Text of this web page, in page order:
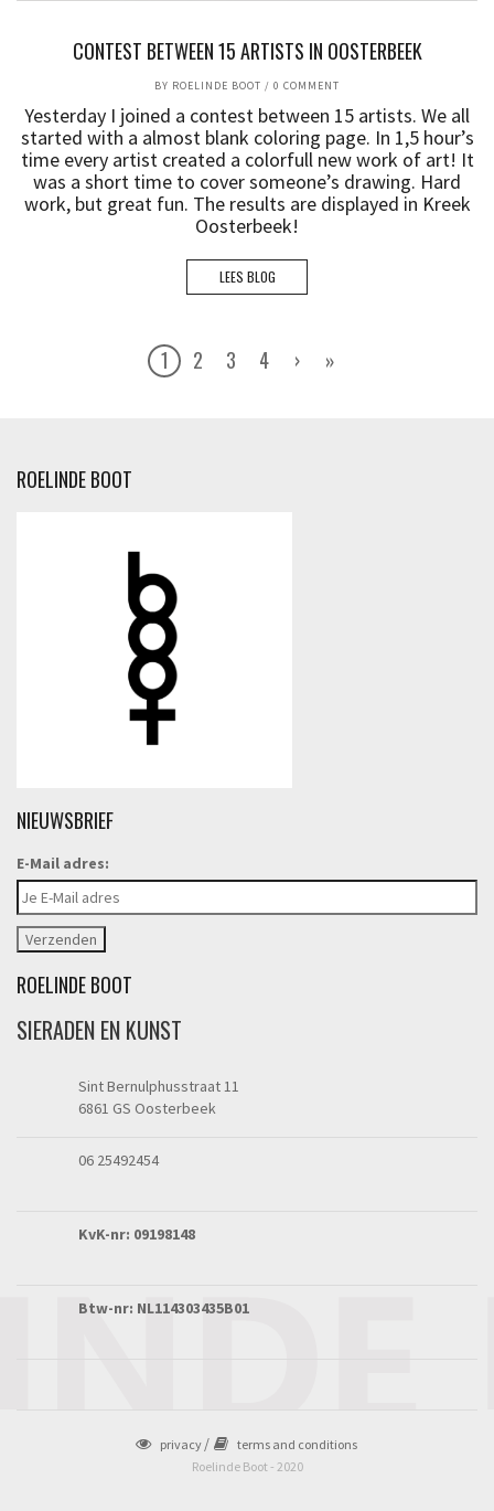
CONTEST BETWEEN 15 ARTISTS IN OOSTERBEEK
BY ROELINDE BOOT / 0 COMMENT
Yesterday I joined a contest between 15 artists. We all
started with a almost blank coloring page. In 1,5 hour’s
time every artist created a colorfull new work of art! It
was a short time to cover someone’s drawing. Hard
work, but great fun. The results are displayed in Kreek
Oosterbeek!
LEES BLOG
1 2 3 4 › »
ROELINDE BOOT
NIEUWSBRIEF
E-Mail adres:
ROELINDE BOOT
SIERADEN EN KUNST
Sint Bernulphusstraat 11
6861 GS Oosterbeek
06 25492454
KvK-nr: 09198148
Btw-nr: NL114303435B01
privacy
terms and conditions
Roelinde Boot - 2020